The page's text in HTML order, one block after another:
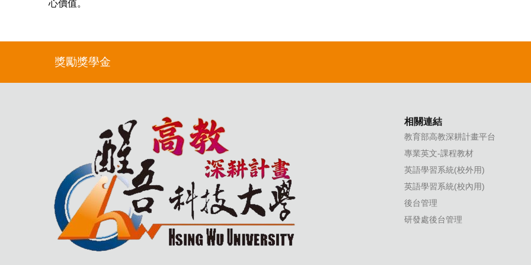
心價值。
獎勵獎學金
相關連結
教育部高教深耕計畫平台
專業英文-課程教材
英語學習系統(校外用)
英語學習系統(校內用)
後台管理
研發處後台管理